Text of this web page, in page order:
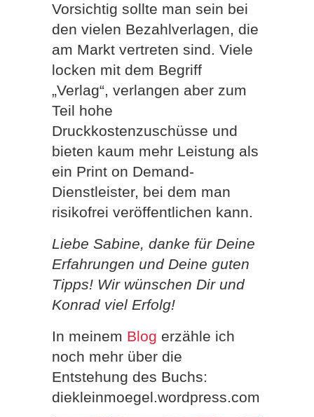
Vorsichtig sollte man sein bei
den vielen Bezahlverlagen, die
am Markt vertreten sind. Viele
locken mit dem Begriff
„Verlag“, verlangen aber zum
Teil hohe
Druckkostenzuschüsse und
bieten kaum mehr Leistung als
ein Print on Demand-
Dienstleister, bei dem man
risikofrei veröffentlichen kann.
Liebe Sabine, danke für Deine
Erfahrungen und Deine guten
Tipps! Wir wünschen Dir und
Konrad viel Erfolg!
In meinem Blog erzähle ich
noch mehr über die
Entstehung des Buchs:
diekleinmoegel.wordpress.com